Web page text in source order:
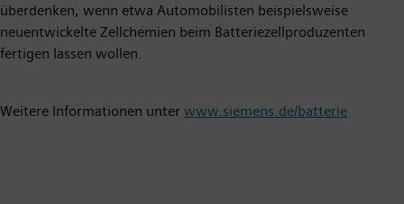
überdenken, wenn etwa Automobilisten beispielsweise
neuentwickelte Zellchemien beim Batteriezellproduzenten
fertigen lassen wollen.
Weitere Informationen unter www.siemens.de/batterie